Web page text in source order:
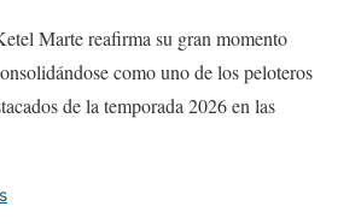
Marte reafirma su gran momento
como uno de los peloteros
de la temporada 2026 en las